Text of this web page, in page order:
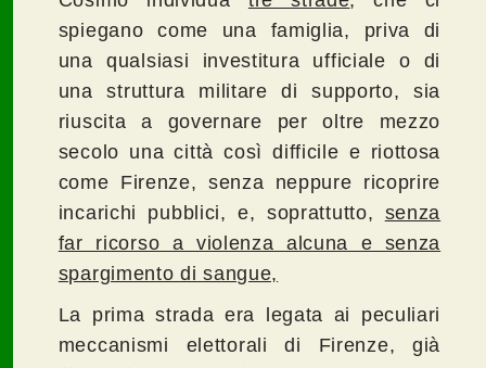
spiegano come una famiglia, priva di
una qualsiasi investitura ufficiale o di
una struttura militare di supporto, sia
riuscita a governare per oltre mezzo
secolo una città così difficile e riottosa
come Firenze, senza neppure ricoprire
incarichi pubblici, e, soprattutto, senza
far ricorso a violenza alcuna e senza
spargimento di sangue,
La prima strada era legata ai peculiari
meccanismi elettorali di Firenze, già